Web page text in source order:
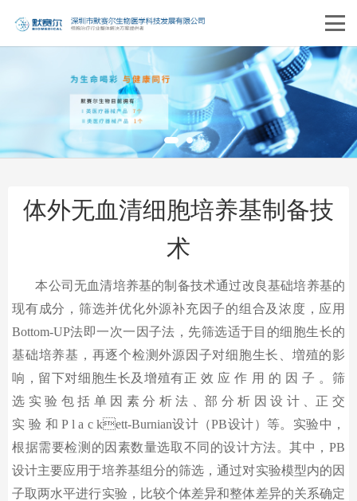
体外无血清细胞培养基制备技
术
本公司无血清培养基的制备技术通过改良基础培养基的
现有成分，筛选并优化外源补充因子的组合及浓度，应用
Bottom-UP法即一次一因子法，先筛选适于目的细胞生长的
基础培养基，再逐个检测外源因子对细胞生长、増殖的影
响，留下对细胞生长及增殖有正 效 应 作 用 的 因 子 。筛
选 实 验 包 括 单 因 素 分 析 法 、部 分 析 因 设 计 、正 交
实 验 和 P l a c kett-Burnian设计（PB设计）等。实验中，
根据需要检测的因素数量选取不同的设计方法。其中，PB
设计主要应用于培养基组分的筛选，通过对实验模型内的因
子取两水平进行实验，比较个体差异和整体差异的关系确定